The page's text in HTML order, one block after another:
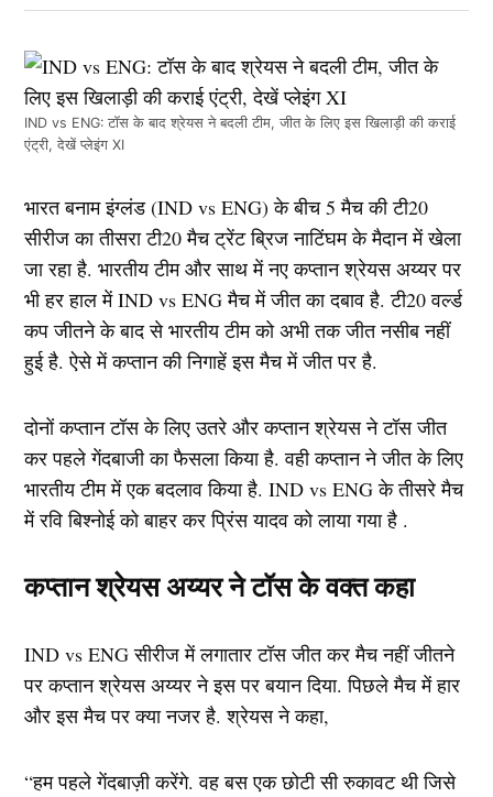
IND vs ENG: टॉस के बाद श्रेयस ने बदली टीम, जीत के लिए इस खिलाड़ी की कराई
एंट्री, देखें प्लेइंग XI
भारत बनाम इंग्लंड (IND vs ENG) के बीच 5 मैच की टी20
सीरीज का तीसरा टी20 मैच ट्रेंट ब्रिज नाटिंघम के मैदान में खेला
जा रहा है. भारतीय टीम और साथ में नए कप्तान श्रेयस अय्यर पर
भी हर हाल में IND vs ENG मैच में जीत का दबाव है. टी20 वर्ल्ड
कप जीतने के बाद से भारतीय टीम को अभी तक जीत नसीब नहीं
हुई है. ऐसे में कप्तान की निगाहें इस मैच में जीत पर है.
दोनों कप्तान टॉस के लिए उतरे और कप्तान श्रेयस ने टॉस जीत
कर पहले गेंदबाजी का फैसला किया है. वही कप्तान ने जीत के लिए
भारतीय टीम में एक बदलाव किया है. IND vs ENG के तीसरे मैच
में रवि बिश्नोई को बाहर कर प्रिंस यादव को लाया गया है .
कप्तान श्रेयस अय्यर ने टॉस के वक्त कहा
IND vs ENG सीरीज में लगातार टॉस जीत कर मैच नहीं जीतने
पर कप्तान श्रेयस अय्यर ने इस पर बयान दिया. पिछले मैच में हार
और इस मैच पर क्या नजर है. श्रेयस ने कहा,
“हम पहले गेंदबाज़ी करेंगे. वह बस एक छोटी सी रुकावट थी जिसे